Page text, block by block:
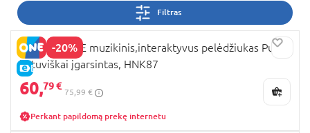
Filtras
-20%
E-KAINA
FISHER-PRICE muzikinis,interaktyvus pelėdžiukas Pupū,
lietuviškai įgarsintas, HNK87
60,79 €
75,99 €
Perkant papildomą prekę internetu